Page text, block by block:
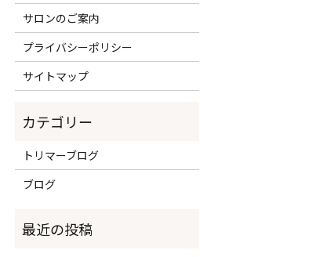
サロンのご案内
プライバシーポリシー
サイトマップ
トリマーブログ
ブログ